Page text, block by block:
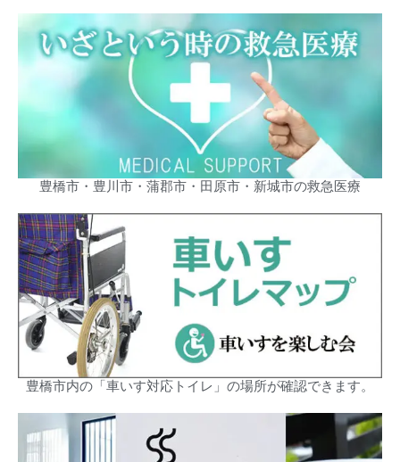
豊橋市・豊川市・蒲郡市・田原市・新城市の救急医療
豊橋市内の「車いす対応トイレ」の場所が確認できます。